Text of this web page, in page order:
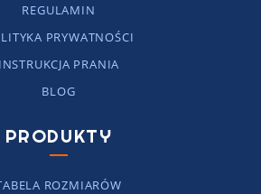
REGULAMIN
PRYWATNOŚCI
INSTRUKCJA PRANIA
BLOG
PRODUKTY
ROZMIARÓW